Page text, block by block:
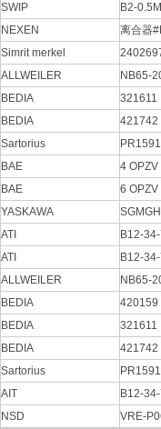
SWIP
B2-
NEXEN
离合器
Simrit merkel
ALLWEILER
NB65-
BEDIA
321611
BEDIA
421742
Sartorius
BAE
4
BAE
6
YASKAWA
ATI
B12-
ATI
B12-
ALLWEILER
NB65-
BEDIA
420159
BEDIA
321611
BEDIA
421742
Sartorius
AIT
B12-
NSD
VRE-